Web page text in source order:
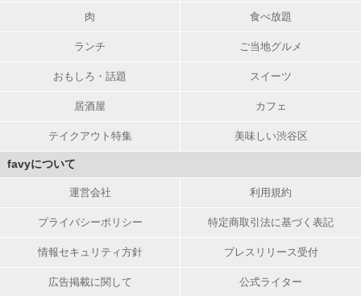
肉 食べ放題
ランチ ご当地グルメ
おもしろ・話題 スイーツ
居酒屋 カフェ
テイクアウト特集 美味しい渋谷区
favyについて
運営会社 利用規約
プライバシーポリシー 特定商取引法に基づく表記
情報セキュリティ方針 プレスリリース受付
広告掲載に関して 公式ライター